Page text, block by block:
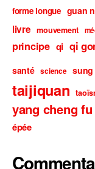
forme longue guan
livre mouvement
principe qi qi
santé science sung
taijiquan
yang cheng fu
épée